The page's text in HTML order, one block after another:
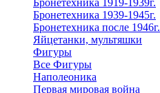
Бронетехника 1919-1939г.
Бронетехника 1939-1945г.
Бронетехника после 1946г.
Яйцетанки, мультяшки
Фигуры
Все Фигуры
Наполеоника
Первая мировая война